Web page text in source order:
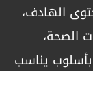
الهادف،
الصحة،
بأسلوب يناسب